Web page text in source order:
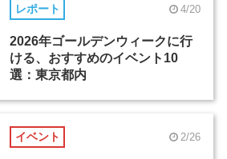
レポート 4/20
2026年ゴールデンウィークに行
ける、おすすめのイベント10
選：東京都内
イベント 2/26